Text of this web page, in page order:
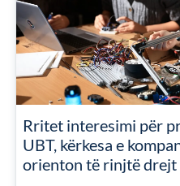
Rritet interesimi për
UBT, kërkesa e
orienton të rinjtë drejt